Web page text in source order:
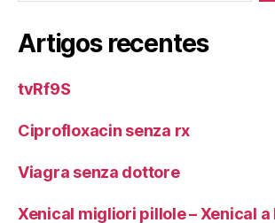
Artigos recentes
tvRf9S
Ciprofloxacin senza rx
Viagra senza dottore
Xenical migliori pillole – Xenical a